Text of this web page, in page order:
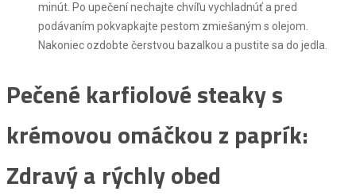
minút. Po upečení nechajte chvíľu vychladnúť a pred
podávaním pokvapkajte pestom zmiešaným s olejom.
Nakoniec ozdobte čerstvou bazalkou a pustite sa do jedla.
Pečené karfiolové steaky s
krémovou omáčkou z paprík:
Zdravý a rýchly obed